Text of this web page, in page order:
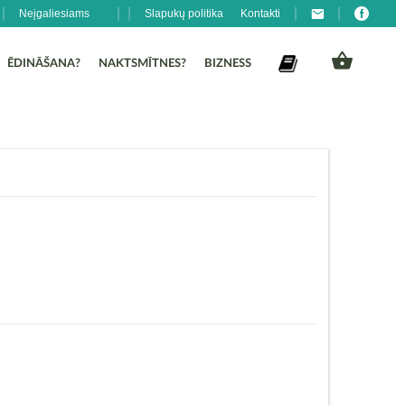
Slapukų politika Kontakti
Neįgaliesiams
ĒDINĀŠANA? NAKTSMĪTNES? BIZNESS